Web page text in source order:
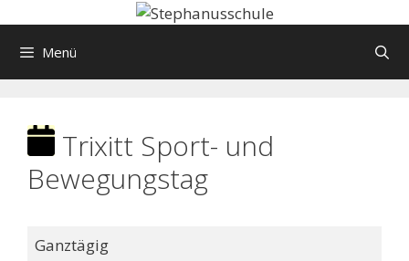
Inhalt Menü
Trixitt Sport- und
Bewegungstag
Trixitt
Ganztägig